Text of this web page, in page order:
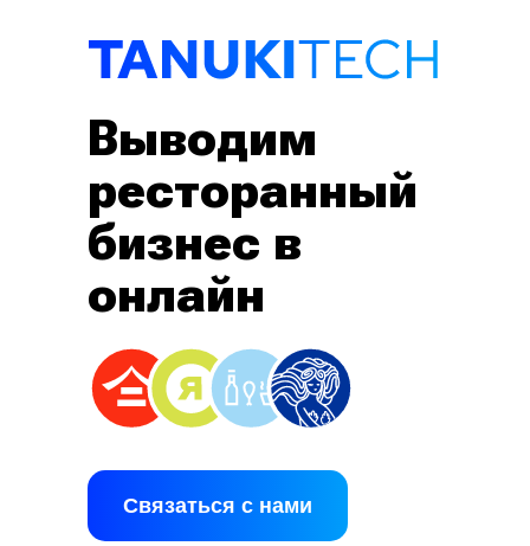
Выводим
ресторанный
бизнес в
онлайн
Связаться с нами